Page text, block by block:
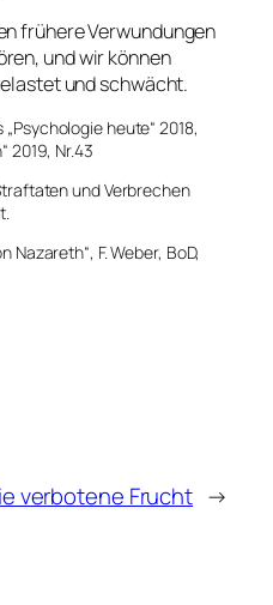
frühere Verwundungen
und wir können
und schwächt.
heute“ 2018,
2019, Nr.43
und Verbrechen
Nazareth“, F. Weber, BoD,
verbotene Frucht →